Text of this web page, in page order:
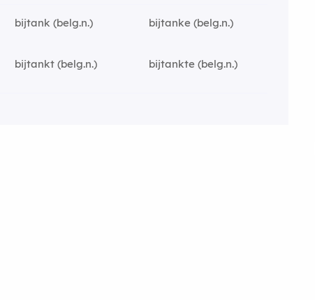
bijtank (belg.n.) bijtanke (belg.n.)
bijtankt (belg.n.) bijtankte (belg.n.)